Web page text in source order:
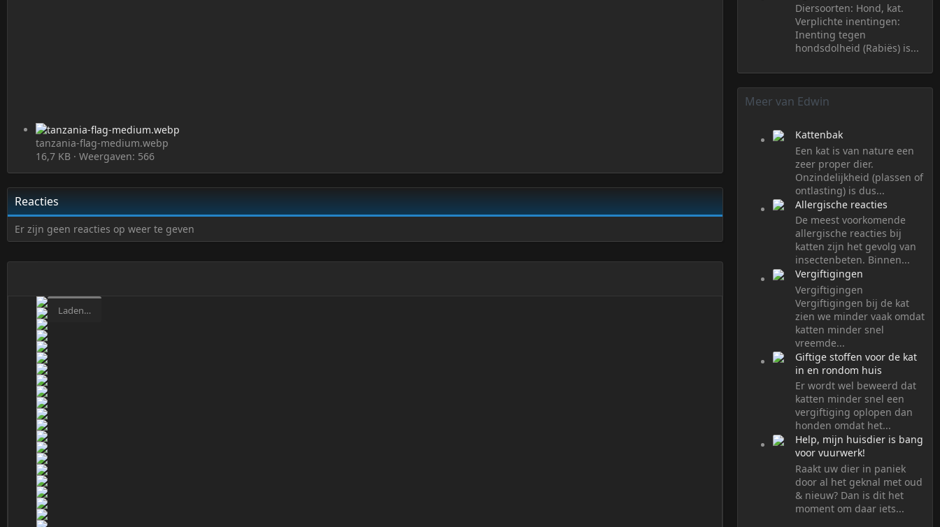
tanzania-flag-medium.webp
16,7 KB · Weergaven: 566
Reacties
Er zijn geen reacties op weer te geven
Laden…
Diersoorten: Hond, kat.
Verplichte inentingen:
Inenting tegen
hondsdolheid (Rabiës) is...
Meer van Edwin
Kattenbak
Een kat is van nature een
zeer proper dier.
Onzindelijkheid (plassen of
ontlasting) is dus...
Allergische reacties
De meest voorkomende
allergische reacties bij
katten zijn het gevolg van
insectenbeten. Binnen...
Vergiftigingen
Vergiftigingen
Vergiftigingen bij de kat
zien we minder vaak omdat
katten minder snel
vreemde...
Giftige stoffen voor de kat
in en rondom huis
Er wordt wel beweerd dat
katten minder snel een
vergiftiging oplopen dan
honden omdat het...
Help, mijn huisdier is bang
voor vuurwerk!
Raakt uw dier in paniek
door al het geknal met oud
& nieuw? Dan is dit het
moment om daar iets...